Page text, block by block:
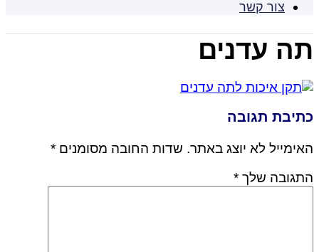
צור קשר
תה עדנים
כתיבת תגובה
האימייל לא יוצג באתר. שדות החובה מסומנים *
התגובה שלך *